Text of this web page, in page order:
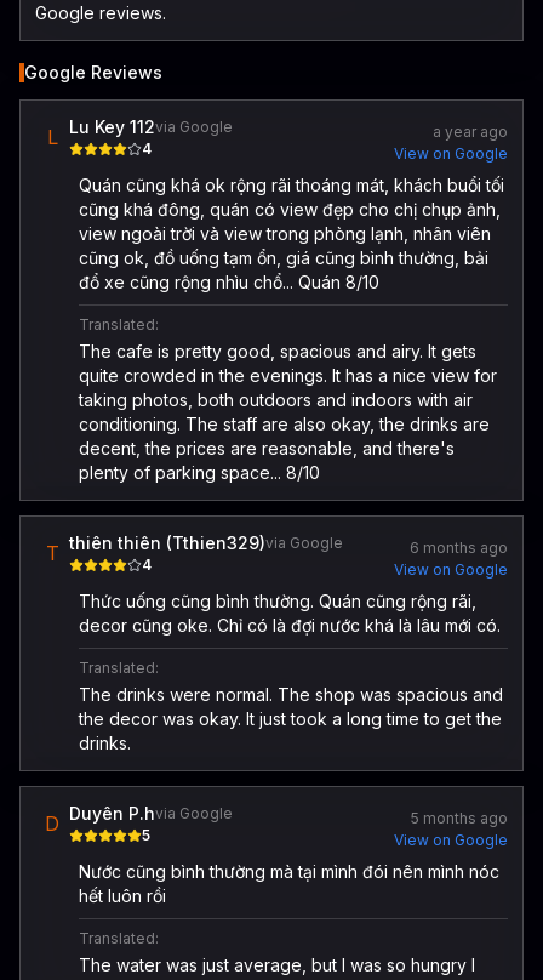
Google reviews.
Google Reviews
L Lu Key 112via Google
4
a year ago
View on Google
Quán cũng khá ok rộng rãi thoáng mát, khách buổi tối
cũng khá đông, quán có view đẹp cho chị chụp ảnh,
view ngoài trời và view trong phòng lạnh, nhân viên
cũng ok, đồ uống tạm ổn, giá cũng bình thường, bải
đổ xe cũng rộng nhìu chổ... Quán 8/10
Translated:
The cafe is pretty good, spacious and airy. It gets
quite crowded in the evenings. It has a nice view for
taking photos, both outdoors and indoors with air
conditioning. The staff are also okay, the drinks are
decent, the prices are reasonable, and there's
plenty of parking space... 8/10
T thiên thiên (Tthien329)via Google
4
6 months ago
View on Google
Thức uống cũng bình thường. Quán cũng rộng rãi,
decor cũng oke. Chỉ có là đợi nước khá là lâu mới có.
Translated:
The drinks were normal. The shop was spacious and
the decor was okay. It just took a long time to get the
drinks.
D Duyên P.hvia Google
5
5 months ago
View on Google
Nước cũng bình thường mà tại mình đói nên mình nóc
hết luôn rồi
Translated:
The water was just average, but I was so hungry I